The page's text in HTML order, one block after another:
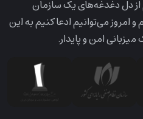
دل دغدغه‌های یک سازمان
امروز می‌توانیم ادعا کنیم به این
امن و پایدار.